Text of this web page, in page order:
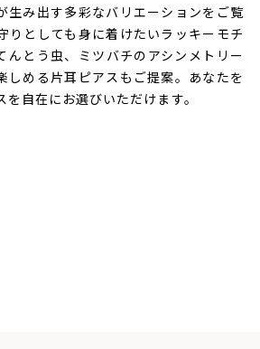
生み出す多彩なバリエーションをご覧
りとしても身に着けたいラッキーモチ
んとう虫、ミツバチのアシンメトリー
しめる片耳ピアスもご提案。あなたを
自在にお選びいただけます。